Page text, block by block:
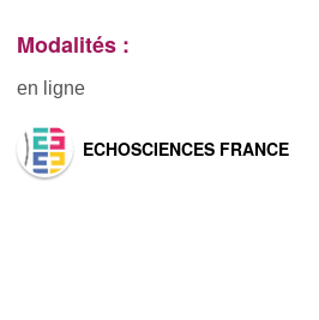
Modalités :
en ligne
ECHOSCIENCES FRANCE